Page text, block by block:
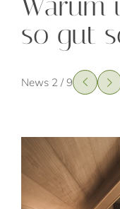
so gut
News 2 / 9